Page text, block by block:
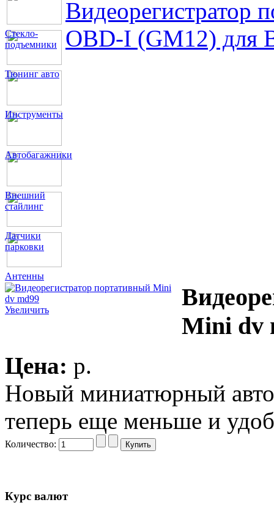
Стекло-
подъемники
Тюнинг авто
Инструменты
Автобагажники
Внешний
стайлинг
Датчики
парковки
Антенны
Видеорегистратор
OBD-I (GM12) для
Увеличить
Mini dv
Цена: p.
Новый миниатюрный
теперь еще меньше и
Количество:
Курс валют